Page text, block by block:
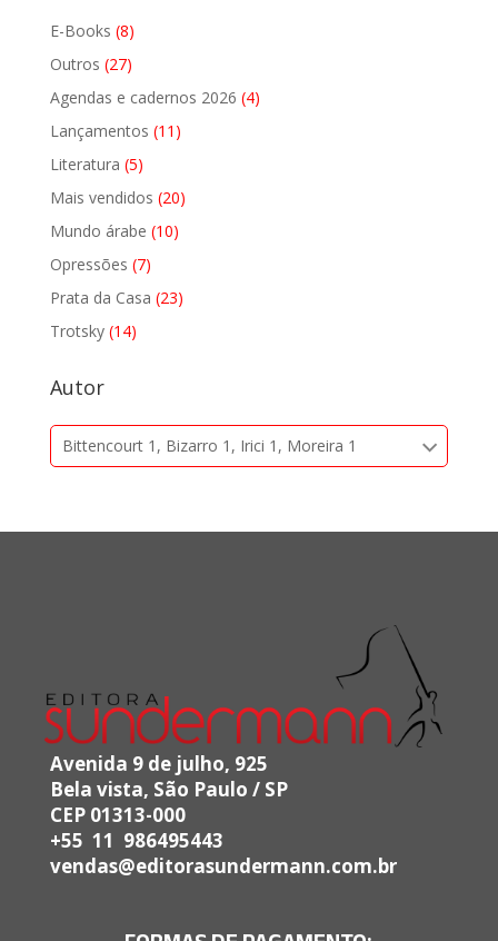
E-Books 88
produtos
Outros 2727
produtos
Agendas e cadernos 2026 44
Lançamentos 11 11
Literatura 55
produtos
Mais vendidos 2020
Mundo árabe 1010
Opressões 77
produtos
Prata da Casa 2323
Trotsky 1414
Autor
Bittencourt 1, Bizarro 1, Irici 1, Moreira 1
Avenida 9 de julho, 925
Bela vista, São Paulo / SP
CEP 01313-000
+55 11 986495443
vendas@editorasundermann.com.br